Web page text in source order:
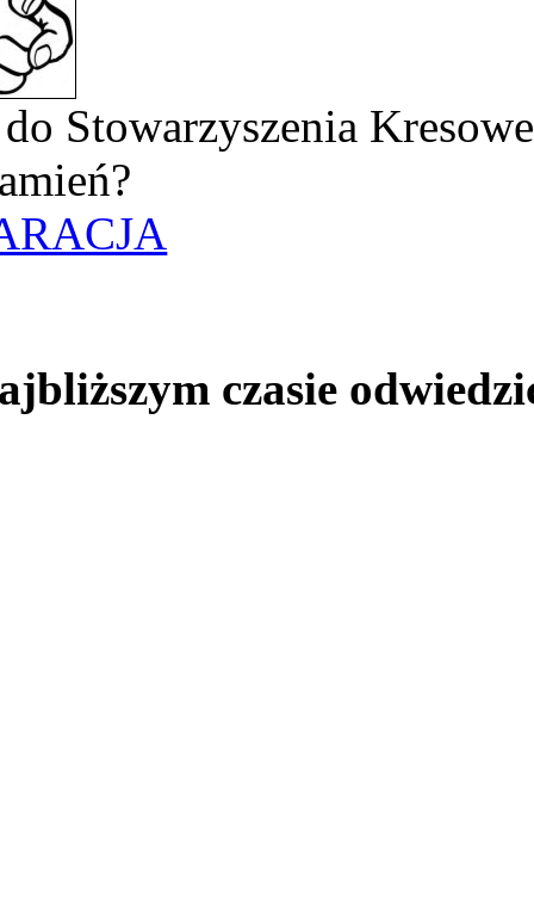
Stowarzyszenia
czasie